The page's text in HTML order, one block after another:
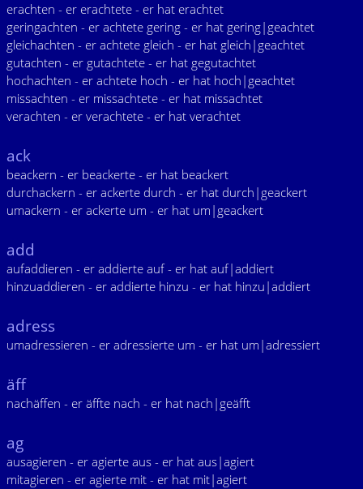
erachten - er erachtete - er hat erachtet
geringachten - er achtete gering - er hat gering|geachtet
gleichachten - er achtete gleich - er hat gleich|geachtet
gutachten - er gutachtete - er hat gegutachtet
hochachten - er achtete hoch - er hat hoch|geachtet
missachten - er missachtete - er hat missachtet
verachten - er verachtete - er hat verachtet
ack
beackern - er beackerte - er hat beackert
durchackern - er ackerte durch - er hat durch|geackert
umackern - er ackerte um - er hat um|geackert
add
aufaddieren - er addierte auf - er hat auf|addiert
hinzuaddieren - er addierte hinzu - er hat hinzu|addiert
adress
umadressieren - er adressierte um - er hat um|adressiert
äff
nachäffen - er äffte nach - er hat nach|geäfft
ag
ausagieren - er agierte aus - er hat aus|agiert
mitagieren - er agierte mit - er hat mit|agiert